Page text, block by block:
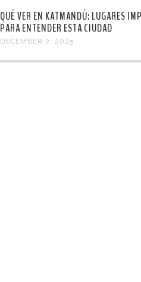
QUÉ VER EN KATMANDÚ: LUGARES
PARA ENTENDER ESTA CIUDAD
DECEMBER 2, 2025